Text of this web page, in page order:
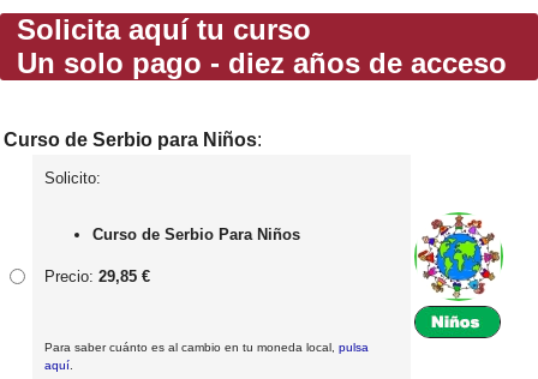
Solicita aquí tu curso
Un solo pago - diez años de acceso
Curso de Serbio para Niños:
Solicito:
Curso de Serbio Para Niños
Precio: 29,85 €
Para saber cuánto es al cambio en tu moneda local, pulsa
aquí